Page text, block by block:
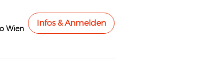
Wien
Infos & Anmelden